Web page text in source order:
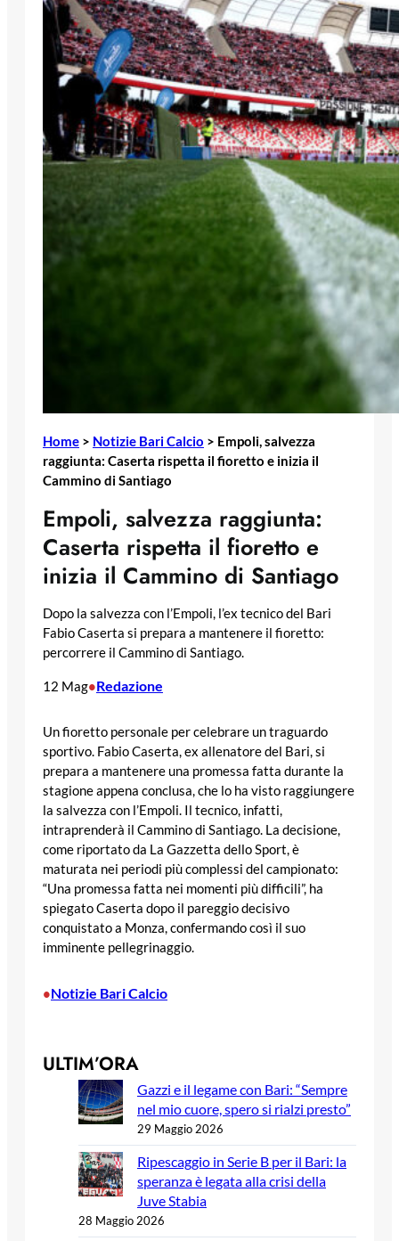
Home > Notizie Bari Calcio > Empoli, salvezza
raggiunta: Caserta rispetta il fioretto e inizia il
Cammino di Santiago
Empoli, salvezza raggiunta:
Caserta rispetta il fioretto e
inizia il Cammino di Santiago
Dopo la salvezza con l’Empoli, l’ex tecnico del Bari
Fabio Caserta si prepara a mantenere il fioretto:
percorrere il Cammino di Santiago.
12 Mag•Redazione
Un fioretto personale per celebrare un traguardo
sportivo. Fabio Caserta, ex allenatore del Bari, si
prepara a mantenere una promessa fatta durante la
stagione appena conclusa, che lo ha visto raggiungere
la salvezza con l’Empoli. Il tecnico, infatti,
intraprenderà il Cammino di Santiago. La decisione,
come riportato da La Gazzetta dello Sport, è
maturata nei periodi più complessi del campionato:
“Una promessa fatta nei momenti più difficili”, ha
spiegato Caserta dopo il pareggio decisivo
conquistato a Monza, confermando così il suo
imminente pellegrinaggio.
•Notizie Bari Calcio
ULTIM’ORA
Gazzi e il legame con Bari: “Sempre
nel mio cuore, spero si rialzi presto”
29 Maggio 2026
Ripescaggio in Serie B per il Bari: la
speranza è legata alla crisi della
Juve Stabia
28 Maggio 2026